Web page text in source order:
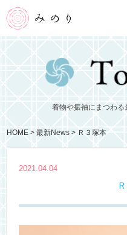
着物や振袖にまつわる
HOME 最新News Ｒ３塚本
2021.04.04